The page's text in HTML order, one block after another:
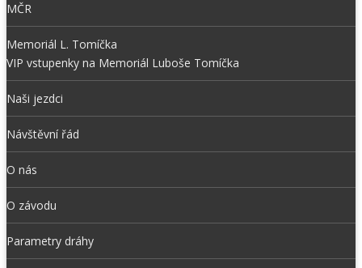
MČR
Memoriál L. Tomíčka
VIP vstupenky na Memoriál Luboše Tomíčka
Naši jezdci
Návštěvní řád
O nás
O závodu
Parametry dráhy